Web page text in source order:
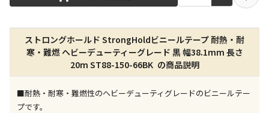
店舗のみで受取できる商品です（宅配便でのお届けが
できません）
※同時購入の商品は、全て同じ店舗での受取となりま
特定の店舗のみで受取ができる商品です（宅配便での
お届けができません）
ストロングホールド StrongHoldビニールテープ 耐熱・耐
寒・難燃 ヘビーデューティーグレード 黒 幅38.1mm 長さ
20m ST88-150-66BK の商品説明
■耐熱・耐寒・難燃性のヘビーデューティグレードのビニールテー
プです。